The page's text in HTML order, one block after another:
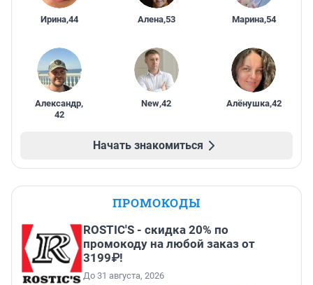
Ирина,44 Алена,53 Марина,54
Александр,
42
New,42 Алёнушка,42
Начать знакомиться
ПРОМОКОДЫ
ROSTIC'S - скидка 20% по
промокоду на любой заказ от
3199₽!
До 31 августа, 2026